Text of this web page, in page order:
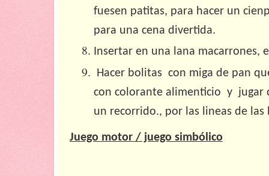
fuesen patitas, para hacer un
para una cena divertida.
Insertar en una lana macarrones,
Hacer bolitas con miga de pan
con colorante alimenticio y jugar
un recorrido., por las lineas de
Juego motor / juego simbólico